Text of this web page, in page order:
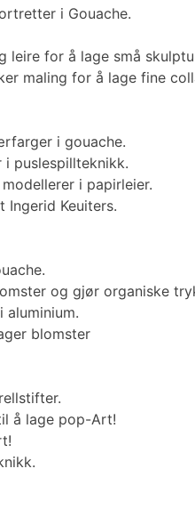
i Gouache.
leire for å lage små
maling for å lage fine
i gouache.
i puslespillteknikk.
i papirleier.
Ingerid Keuiters.
og gjør organiske
aluminium.
blomster
å lage pop-Art!